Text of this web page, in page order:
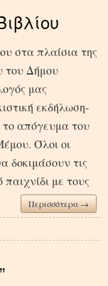
στα πλαίσια της
του Δήμου
μας
εκδήλωση-
απόγευμα του
Όλοι οι
δοκιμάσουν τις
με τους
Περισσότερα →